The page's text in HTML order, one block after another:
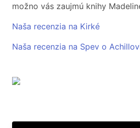
možno vás zaujmú knihy
Naša recenzia na Kirké
Naša recenzia na Spev o